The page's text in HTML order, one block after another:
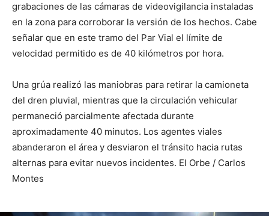
grabaciones de las cámaras de videovigilancia instaladas
en la zona para corroborar la versión de los hechos. Cabe
señalar que en este tramo del Par Vial el límite de
velocidad permitido es de 40 kilómetros por hora.
Una grúa realizó las maniobras para retirar la camioneta
del dren pluvial, mientras que la circulación vehicular
permaneció parcialmente afectada durante
aproximadamente 40 minutos. Los agentes viales
abanderaron el área y desviaron el tránsito hacia rutas
alternas para evitar nuevos incidentes. El Orbe / Carlos
Montes